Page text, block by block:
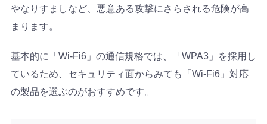
やなりすましなど、悪意ある攻撃にさらされる危険が高
まります。
基本的に「Wi-Fi6」の通信規格では、「WPA3」を採用し
ているため、セキュリティ面からみても「Wi-Fi6」対応
の製品を選ぶのがおすすめです。